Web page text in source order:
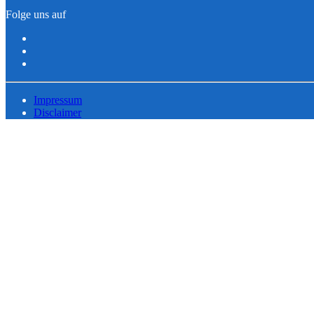
Folge uns auf
Impressum
Disclaimer